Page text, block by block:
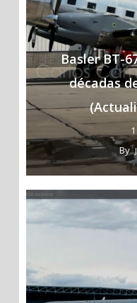
Basler BT-
décadas
By